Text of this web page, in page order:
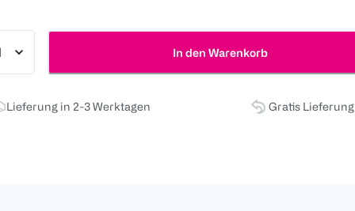
In den Warenkorb
Lieferung in 2-3 Werktagen Gratis